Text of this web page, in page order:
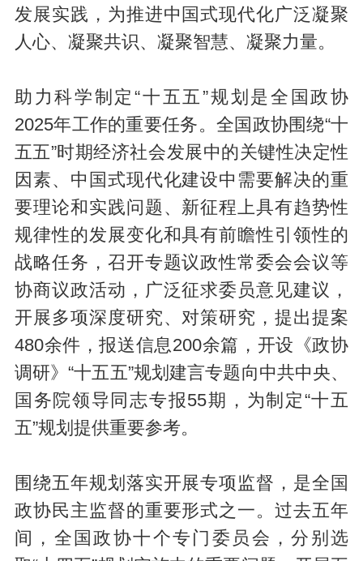
发展实践，为推进中国式现代化广泛凝聚
人心、凝聚共识、凝聚智慧、凝聚力量。
助力科学制定“十五五”规划是全国政协
2025年工作的重要任务。全国政协围绕“十
五五”时期经济社会发展中的关键性决定性
因素、中国式现代化建设中需要解决的重
要理论和实践问题、新征程上具有趋势性
规律性的发展变化和具有前瞻性引领性的
战略任务，召开专题议政性常委会会议等
协商议政活动，广泛征求委员意见建议，
开展多项深度研究、对策研究，提出提案
480余件，报送信息200余篇，开设《政协
调研》“十五五”规划建言专题向中共中央、
国务院领导同志专报55期，为制定“十五
五”规划提供重要参考。
围绕五年规划落实开展专项监督，是全国
政协民主监督的重要形式之一。过去五年
间，全国政协十个专门委员会，分别选